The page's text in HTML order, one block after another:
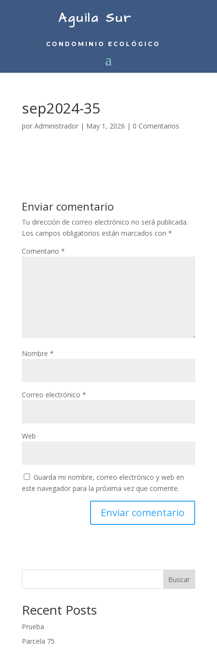
Aguila Sur
CONDOMINIO ECOLÓGICO
sep2024-35
por Administrador| May 1, 2026 | 0 Comentarios
Enviar comentario
Tu dirección de correo electrónico no será publicada.
Los campos obligatorios están marcados con *
Comentario *
Nombre *
Correo electrónico *
Web
Guarda mi nombre, correo electrónico y web en
este navegador para la próxima vez que comente.
Buscar
Recent Posts
Prueba
Parcela 75